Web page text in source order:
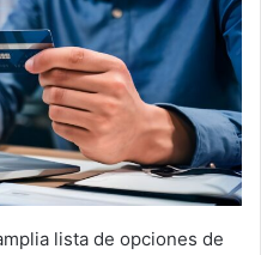
lista de opciones de